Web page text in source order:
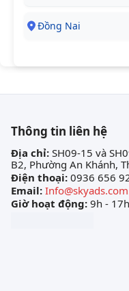
Đồng Nai
Thông tin liên hệ
Địa chỉ: SH09-15 và
B2, Phường An Khánh,
Điện thoại: 0936 656
Email:
Giờ hoạt động: 9h -